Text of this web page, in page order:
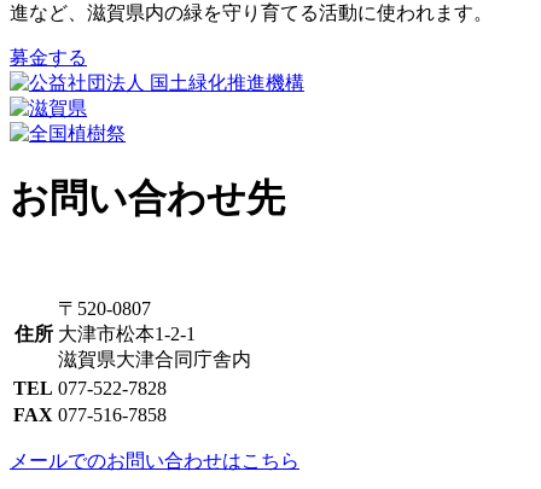
進など、滋賀県内の緑を守り育てる活動に使われます。
募金する
お問い合わせ先
住所
〒520-0807
大津市松本1-2-1
滋賀県大津合同庁舎内
TEL 077-522-7828
FAX 077-516-7858
メールでのお問い合わせはこちら